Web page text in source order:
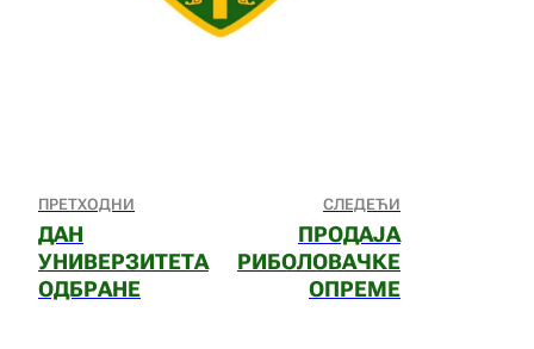
ПРЕТХОДНИ
ДАН
УНИВЕРЗИТЕТА
ОДБРАНЕ
СЛЕДЕЋИ
ПРОДАЈА
РИБОЛОВАЧКЕ
ОПРЕМЕ